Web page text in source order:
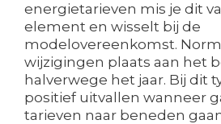
energietarieven mis je dit
element en wisselt bij de
modelovereenkomst.
wijzigingen plaats aan het
halverwege het jaar. Bij dit
positief uitvallen wanneer
tarieven naar beneden